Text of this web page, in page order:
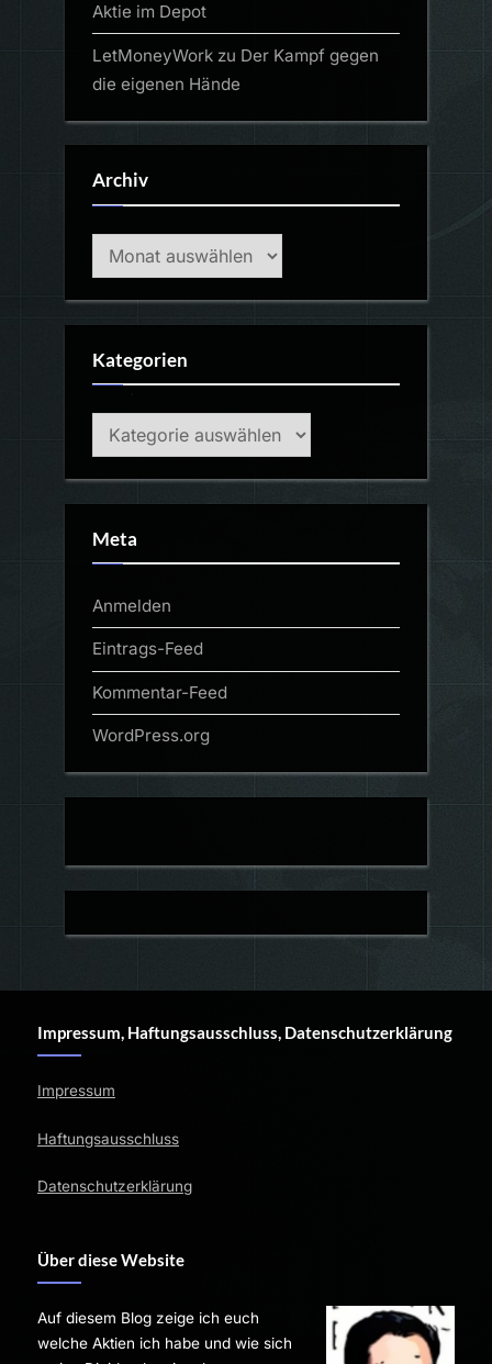
Aktie im Depot
LetMoneyWork zu Der Kampf gegen
die eigenen Hände
Archiv
Archiv
Kategorien
Kategorien
Meta
Anmelden
Eintrags-Feed
Kommentar-Feed
WordPress.org
Impressum, Haftungsausschluss, Datenschutzerklärung
Impressum
Haftungsausschluss
Datenschutzerklärung
Über diese Website
Auf diesem Blog zeige ich euch
welche Aktien ich habe und wie sich